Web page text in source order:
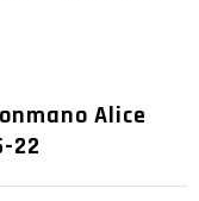
Alice
22